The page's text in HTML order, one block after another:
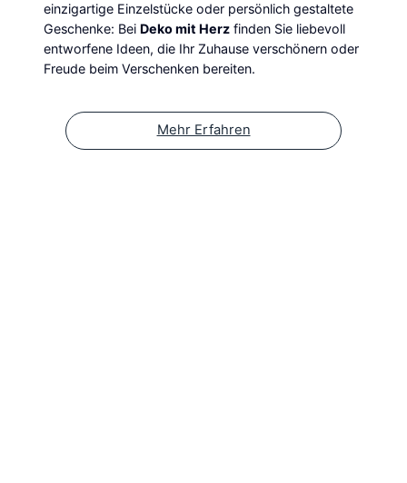
einzigartige Einzelstücke oder persönlich gestaltete
Geschenke: Bei Deko mit Herz finden Sie liebevoll
entworfene Ideen, die Ihr Zuhause verschönern oder
Freude beim Verschenken bereiten.
Mehr Erfahren